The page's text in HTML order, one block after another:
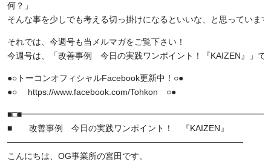
何？」
そんな事を少しでも考える切っ掛けになるといいな、と思っていま
それでは、今週号も当メルマガをご覧下さい！
今週号は、「改善事例 今日の実践ワンポイント！『KAIZEN』」で
●○トーコンオフィシャルFacebook更新中！○●
●○ https://www.facebook.com/Tohkon ○●
■ 改善事例 今日の実践ワンポイント！ 『KAIZEN』
───────────────────────────────────────
こんにちは、OG事業所の宮田です。